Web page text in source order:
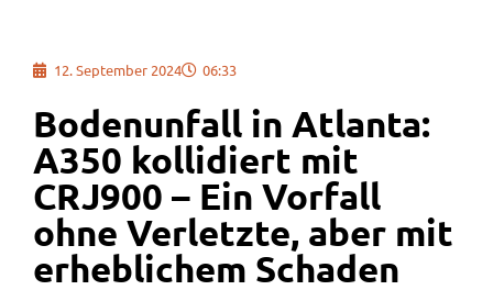
12. September 2024 06:33
Bodenunfall in Atlanta:
A350 kollidiert mit
CRJ900 – Ein Vorfall
ohne Verletzte, aber mit
erheblichem Schaden